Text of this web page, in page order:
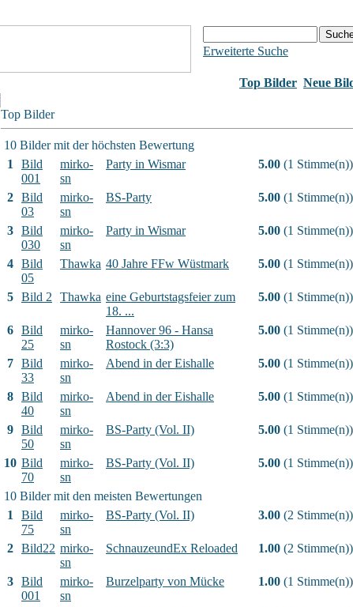
Erweiterte Suche
Top Bilder Neue
Top Bilder
10 Bilder mit der höchsten Bewertung
1
Bild
001
mirko-
sn
Party in Wismar 5.00 (1 Stimme(n))
2 Bild
03
mirko-
sn
BS-Party 5.00 (1 Stimme(n))
3 Bild
030
mirko-
sn
Party in Wismar 5.00 (1 Stimme(n))
4 Bild
05
Thawka 40 Jahre FFw Wüstmark 5.00 (1 Stimme(n))
5 Bild 2 Thawka eine Geburtstagsfeier zum
18. ...
5.00 (1 Stimme(n))
6 Bild
25
mirko-
sn
Hannover 96 - Hansa
Rostock (3:3)
5.00 (1 Stimme(n))
7 Bild
33
mirko-
sn
Abend in der Eishalle 5.00 (1 Stimme(n))
8 Bild
40
mirko-
sn
Abend in der Eishalle 5.00 (1 Stimme(n))
9 Bild
50
mirko-
sn
BS-Party (Vol. II) 5.00 (1 Stimme(n))
10 Bild
70
mirko-
sn
BS-Party (Vol. II) 5.00 (1 Stimme(n))
10 Bilder mit den meisten Bewertungen
1
Bild
75
mirko-
sn
BS-Party (Vol. II) 3.00 (2 Stimme(n))
2 Bild22 mirko-
sn
SchnauzeundEx Reloaded 1.00 (2 Stimme(n))
3 Bild
001
mirko-
sn
Burzelparty von Mücke 1.00 (1 Stimme(n))